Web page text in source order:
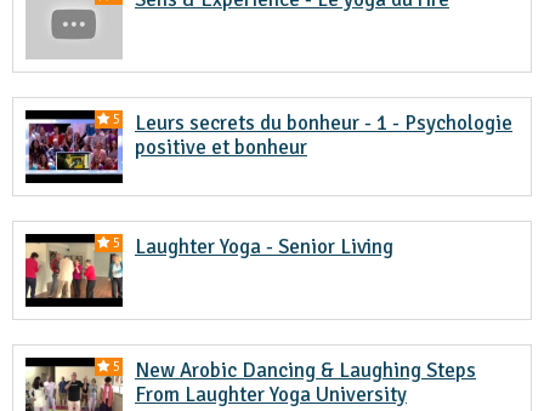
5
Leurs secrets du bonheur - 1 - Psychologie
positive et bonheur
5 Laughter Yoga - Senior Living
5
New Arobic Dancing & Laughing Steps
From Laughter Yoga University